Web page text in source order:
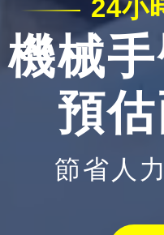
24小
機械
預
節省人